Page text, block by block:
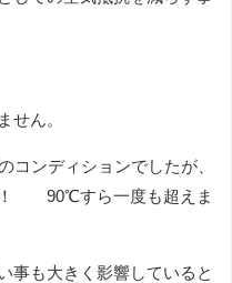
せん。
コンディションでしたが、
！ 90℃すら一度も超えま
事も大きく影響していると